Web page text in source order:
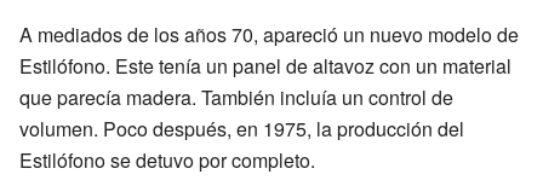
A mediados de los años 70, apareció un nuevo modelo de
Estilófono. Este tenía un panel de altavoz con un material
que parecía madera. También incluía un control de
volumen. Poco después, en 1975, la producción del
Estilófono se detuvo por completo.